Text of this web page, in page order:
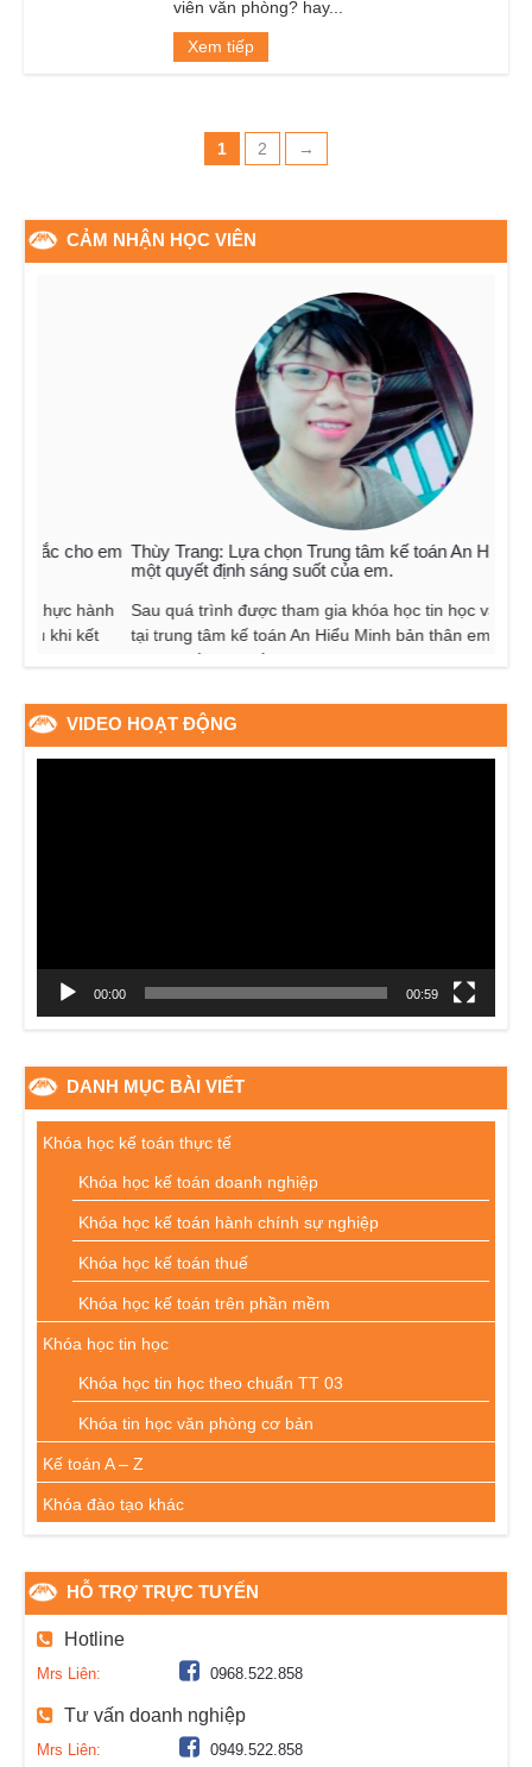
viên văn phòng? hay...
Xem tiếp
1 2 →
CẢM NHẬN HỌC VIÊN
Thùy Trang: Lựa chọn Trung tâm kế toán An Hiểu Minh là
một quyết định sáng suốt của em.
Sau quá trình được tham gia khóa học tin học văn phòng
tại trung tâm kế toán An Hiểu Minh bản thân em cảm thấy
lượng kiến thức về tin...
VIDEO HOẠT ĐỘNG
00:00 00:59
DANH MỤC BÀI VIẾT
Khóa học kế toán thực tế
Khóa học kế toán doanh nghiệp
Khóa học kế toán hành chính sự nghiệp
Khóa học kế toán thuế
Khóa học kế toán trên phần mềm
Khóa học tin học
Khóa học tin học theo chuẩn TT 03
Khóa tin học văn phòng cơ bản
Kế toán A – Z
Khóa đào tạo khác
HỖ TRỢ TRỰC TUYẾN
Hotline
Mrs Liên: 0968.522.858
Tư vấn doanh nghiệp
Mrs Liên: 0949.522.858